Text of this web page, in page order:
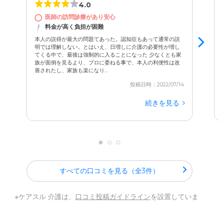
4.0
医師の訪問診療があり安心
料金が高く負担が困難
本人の説得が最大の問題てあった。認知症もあって通常の説
明では理解しない。とはいえ、日増しに介護の必要性が増し
てくる中で、最後は強制的に入ることになった 少なくとも家
族が面倒を見るより、プロに委ねる事で、本人の利便性は改
善されたし、家族も楽になり...
投稿日時：2022/07/14
続きを見る
すべての口コミを見る（全3件）
※ケアスル 介護は、 口コミ投稿ガイドラインを設置していま